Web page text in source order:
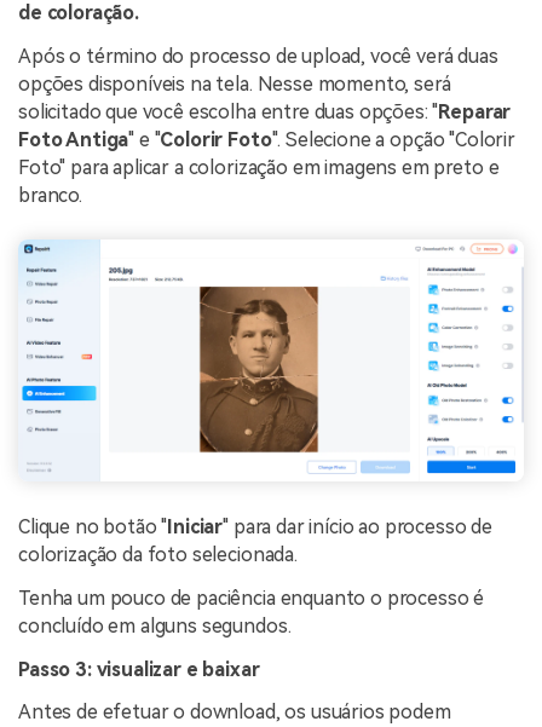
de coloração.
Após o término do processo de upload, você verá duas
opções disponíveis na tela. Nesse momento, será
solicitado que você escolha entre duas opções: "Reparar
Foto Antiga" e "Colorir Foto". Selecione a opção "Colorir
Foto" para aplicar a colorização em imagens em preto e
branco.
Clique no botão "Iniciar" para dar início ao processo de
colorização da foto selecionada.
Tenha um pouco de paciência enquanto o processo é
concluído em alguns segundos.
Passo 3: visualizar e baixar
Antes de efetuar o download, os usuários podem